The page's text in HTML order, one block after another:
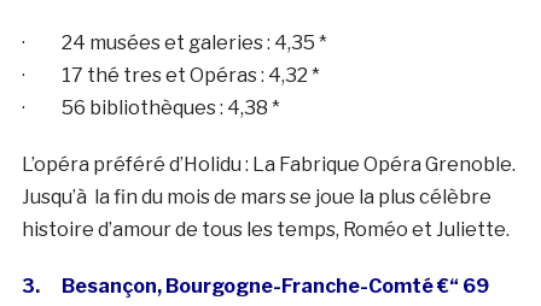
· 24 musées et galeries : 4,35 *
· 17 thé tres et Opéras : 4,32 *
· 56 bibliothèques : 4,38 *
L’opéra préféré d’Holidu : La Fabrique Opéra Grenoble.
Jusqu’à la fin du mois de mars se joue la plus célèbre
histoire d’amour de tous les temps, Roméo et Juliette.
3. Besançon, Bourgogne-Franche-Comté €“ 69